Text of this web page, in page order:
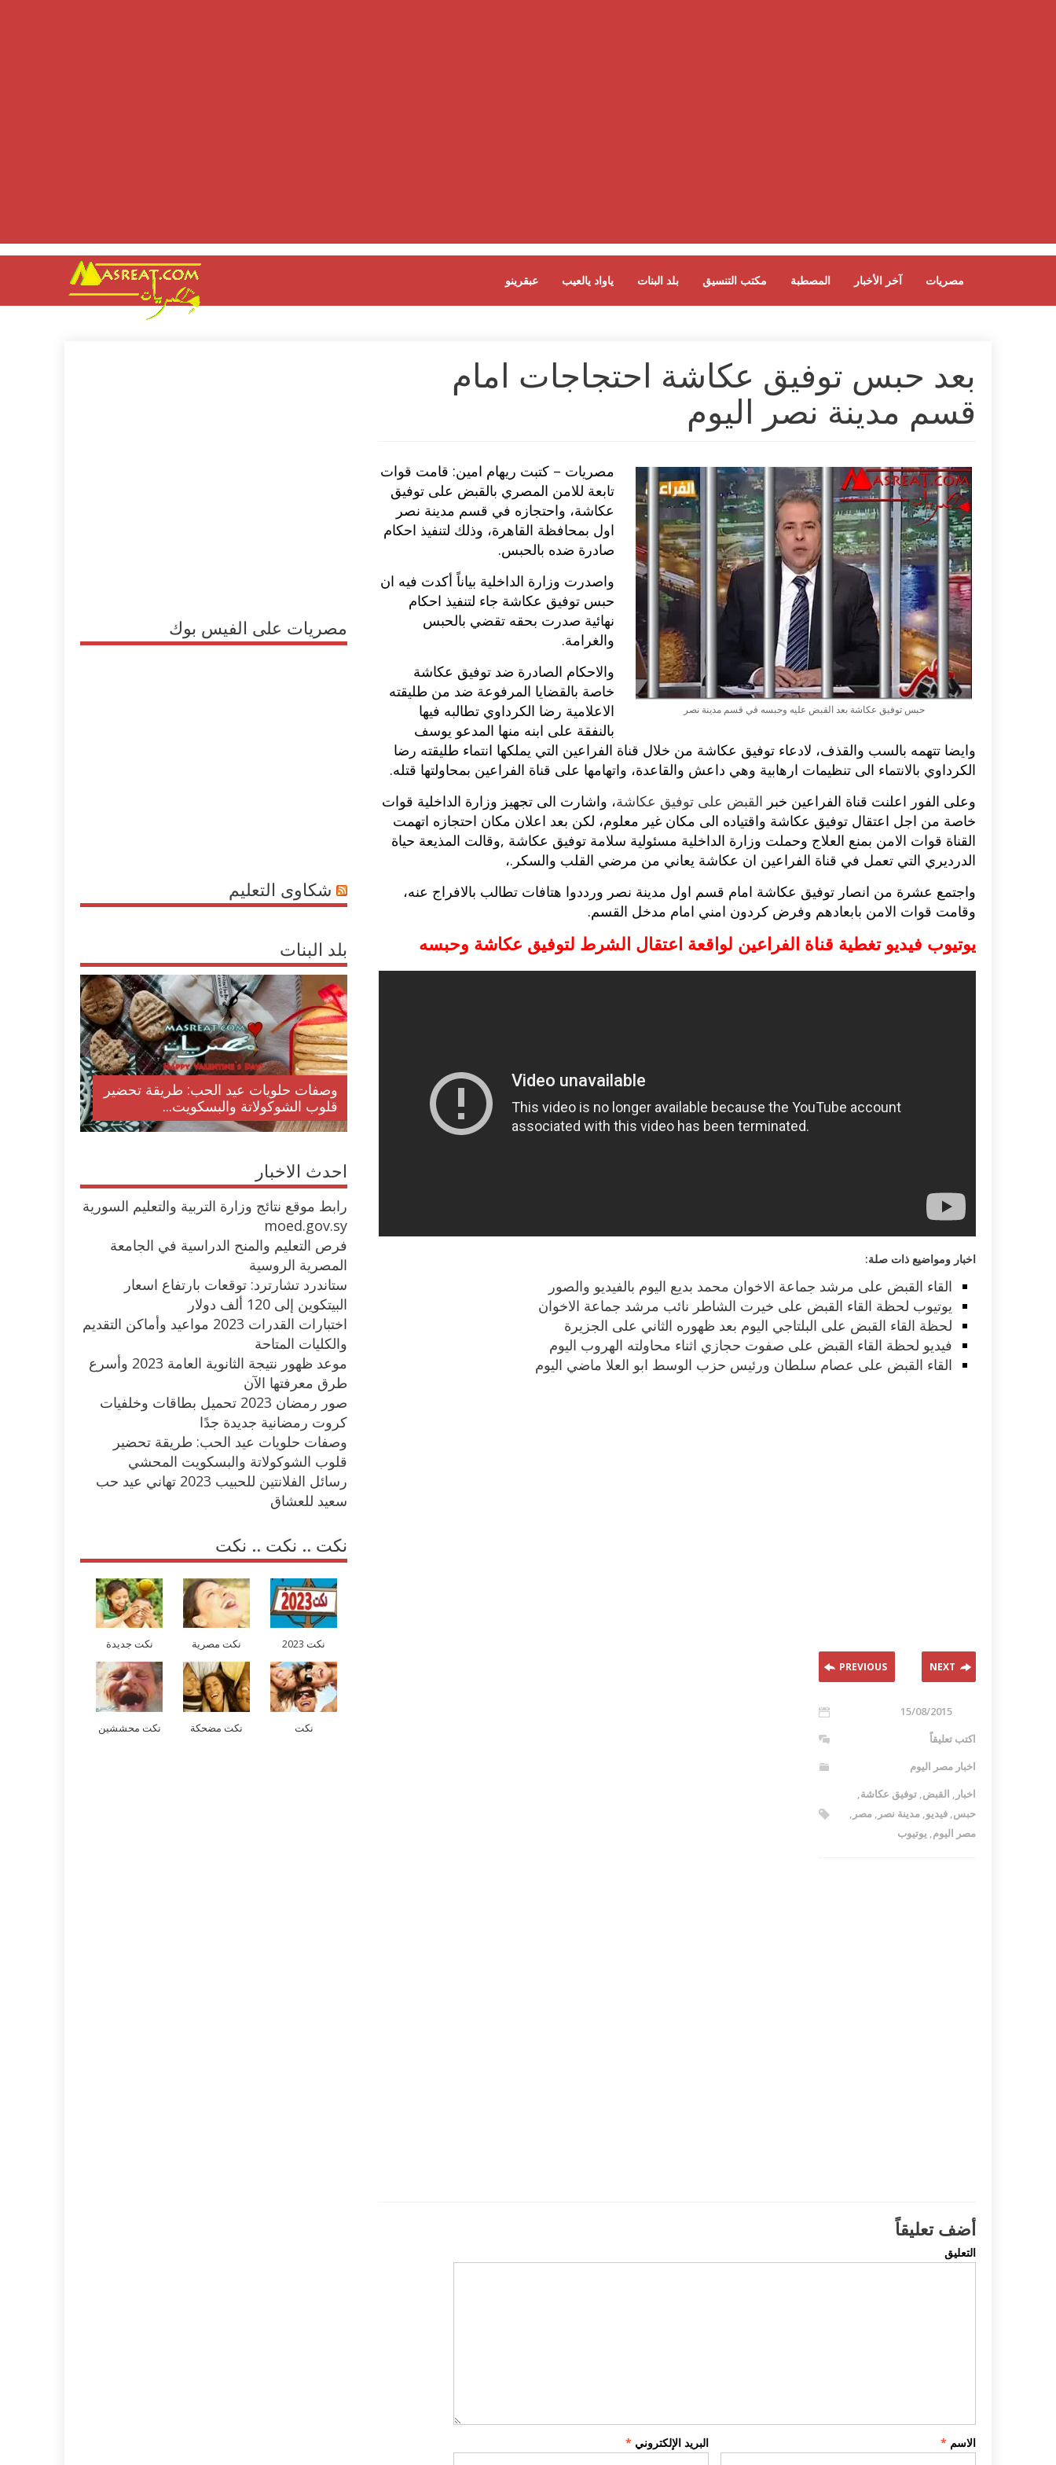
عبقرينو ياواد يالعيب بلد البنات مكتب التنسيق المصطبة آخر الأخبار مصريات
بعد حبس توفيق عكاشة احتجاجات امام
قسم مدينة نصر اليوم
حبس توفيق عكاشة بعد القبض عليه وحبسه في قسم مدينة نصر
مصريات – كتبت ريهام امين: قامت قوات
تابعة للامن المصري بالقبض على توفيق
عكاشة، واحتجازه في قسم مدينة نصر
اول بمحافظة القاهرة، وذلك لتنفيذ احكام
صادرة ضده بالحبس.
واصدرت وزارة الداخلية بياناً أكدت فيه ان
حبس توفيق عكاشة جاء لتنفيذ احكام
نهائية صدرت بحقه تقضي بالحبس
والغرامة.
والاحكام الصادرة ضد توفيق عكاشة
خاصة بالقضايا المرفوعة ضد من طليقته
الاعلامية رضا الكرداوي تطالبه فيها
بالنفقة على ابنه منها المدعو يوسف
وايضا تتهمه بالسب والقذف، لادعاء توفيق عكاشة من خلال قناة الفراعين التي يملكها انتماء طليقته رضا
الكرداوي بالانتماء الى تنظيمات ارهابية وهي داعش والقاعدة، واتهامها على قناة الفراعين بمحاولتها قتله.
وعلى الفور اعلنت قناة الفراعين خبر القبض على توفيق عكاشة، واشارت الى تجهيز وزارة الداخلية قوات
خاصة من اجل اعتقال توفيق عكاشة واقتياده الى مكان غير معلوم، لكن بعد اعلان مكان احتجازه اتهمت
القناة قوات الامن بمنع العلاج وحملت وزارة الداخلية مسئولية سلامة توفيق عكاشة ,وقالت المذيعة حياة
الدرديري التي تعمل في قناة الفراعين ان عكاشة يعاني من مرضي القلب والسكر.،
واجتمع عشرة من انصار توفيق عكاشة امام قسم اول مدينة نصر ورددوا هتافات تطالب بالافراج عنه،
وقامت قوات الامن بابعادهم وفرض كردون امني امام مدخل القسم.
يوتيوب فيديو تغطية قناة الفراعين لواقعة اعتقال الشرط لتوفيق عكاشة وحبسه
اخبار ومواضيع ذات صلة:
القاء القبض على مرشد جماعة الاخوان محمد بديع اليوم بالفيديو والصور
يوتيوب لحظة القاء القبض على خيرت الشاطر نائب مرشد جماعة الاخوان
لحظة القاء القبض على البلتاجي اليوم بعد ظهوره الثاني على الجزيرة
فيديو لحظة القاء القبض على صفوت حجازي اثناء محاولته الهروب اليوم
القاء القبض على عصام سلطان ورئيس حزب الوسط ابو العلا ماضي اليوم
PREVIOUS NEXT
15/08/2015
اكتب تعليقاً
اخبار مصر اليوم
اخبار , القبض, توفيق عكاشة,
حبس, فيديو, مدينة نصر , مصر ,
مصر اليوم, يوتيوب
أضف تعليقاً
التعليق
الاسم * البريد الإلكتروني *
مصريات على الفيس بوك
شكاوى التعليم
بلد البنات
وصفات حلويات عيد الحب: طريقة تحضير
قلوب الشوكولاتة والبسكويت...
وصفات أكلات عيد راس السنة الميلادية
والميلاد المجيد الكريسما...
وصفات بالفيديو والصور...
احدث الاخبار
رابط موقع نتائج وزارة التربية والتعليم السورية
moed.gov.sy
فرص التعليم والمنح الدراسية في الجامعة
المصرية الروسية
ستاندرد تشارترد: توقعات بارتفاع اسعار
البيتكوين إلى 120 ألف دولار
اختبارات القدرات 2023 مواعيد وأماكن التقديم
والكليات المتاحة
موعد ظهور نتيجة الثانوية العامة 2023 وأسرع
طرق معرفتها الآن
صور رمضان 2023 تحميل بطاقات وخلفيات
كروت رمضانية جديدة جدًا
وصفات حلويات عيد الحب: طريقة تحضير
قلوب الشوكولاتة والبسكويت المحشي
رسائل الفلانتين للحبيب 2023 تهاني عيد حب
سعيد للعشاق
نكت .. نكت .. نكت
نكت 2023 نكت مصرية نكت جديدة
نكت نكت مضحكة نكت محششين